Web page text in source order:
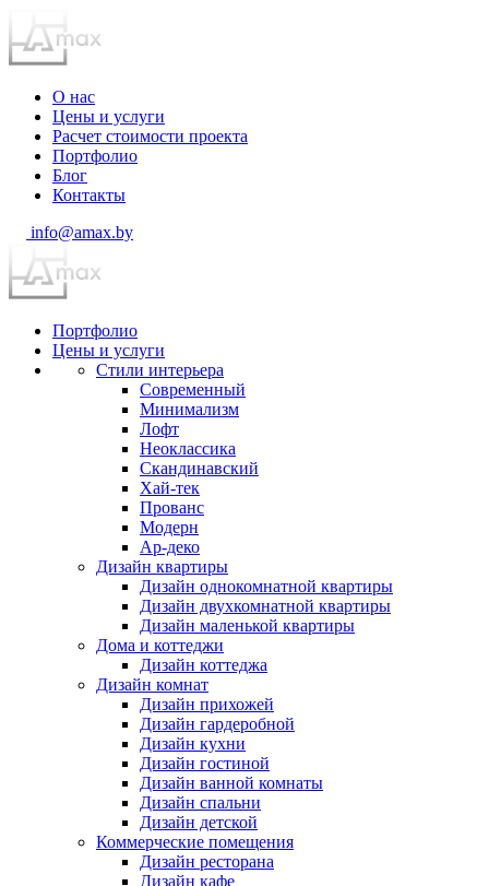
О нас
Цены и услуги
Расчет стоимости проекта
Портфолио
Блог
Контакты
info@amax.by
Портфолио
Цены и услуги
Стили интерьера
Современный
Минимализм
Лофт
Неоклассика
Скандинавский
Хай-тек
Прованс
Модерн
Ар-деко
Дизайн квартиры
Дизайн однокомнатной квартиры
Дизайн двухкомнатной квартиры
Дизайн маленькой квартиры
Дома и коттеджи
Дизайн коттеджа
Дизайн комнат
Дизайн прихожей
Дизайн гардеробной
Дизайн кухни
Дизайн гостиной
Дизайн ванной комнаты
Дизайн спальни
Дизайн детской
Коммерческие помещения
Дизайн ресторана
Дизайн кафе